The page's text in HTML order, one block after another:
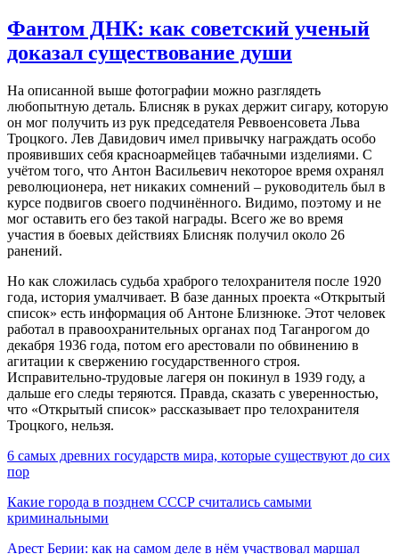
Фантом ДНК: как советский ученый
доказал существование души
На описанной выше фотографии можно разглядеть
любопытную деталь. Блисняк в руках держит сигару, которую
он мог получить из рук председателя Реввоенсовета Льва
Троцкого. Лев Давидович имел привычку награждать особо
проявивших себя красноармейцев табачными изделиями. С
учётом того, что Антон Васильевич некоторое время охранял
революционера, нет никаких сомнений – руководитель был в
курсе подвигов своего подчинённого. Видимо, поэтому и не
мог оставить его без такой награды. Всего же во время
участия в боевых действиях Блисняк получил около 26
ранений.
Но как сложилась судьба храброго телохранителя после 1920
года, история умалчивает. В базе данных проекта «Открытый
список» есть информация об Антоне Близнюке. Этот человек
работал в правоохранительных органах под Таганрогом до
декабря 1936 года, потом его арестовали по обвинению в
агитации к свержению государственного строя.
Исправительно-трудовые лагеря он покинул в 1939 году, а
дальше его следы теряются. Правда, сказать с уверенностью,
что «Открытый список» рассказывает про телохранителя
Троцкого, нельзя.
6 самых древних государств мира, которые существуют до сих
пор
Какие города в позднем СССР считались самыми
криминальными
Арест Берии: как на самом деле в нём участвовал маршал